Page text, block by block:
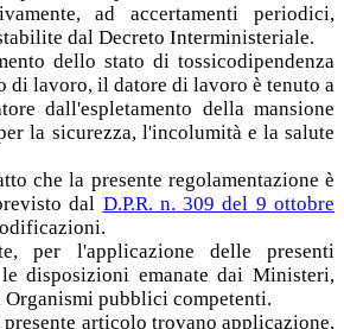
ad accertamenti periodici,
dal Decreto Interministeriale.
dello stato di tossicodipendenza
di lavoro, il datore di lavoro è tenuto a
dall'espletamento della mansione
la sicurezza, l'incolumità e la salute
che la presente regolamentazione è
dal D.P.R. n. 309 del 9 ottobre
per l'applicazione delle presenti
disposizioni emanate dai Ministeri,
pubblici competenti.
articolo trovano applicazione,